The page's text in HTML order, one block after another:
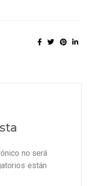
no será
están